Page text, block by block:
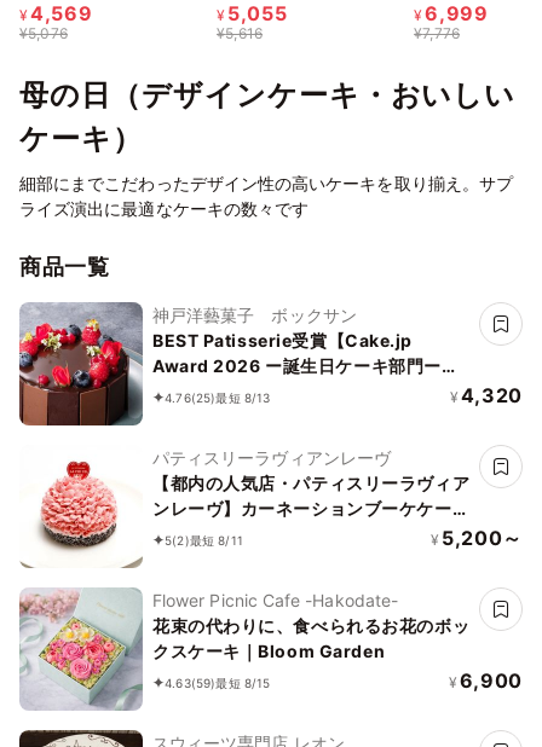
¥4,569
¥5,076
¥ 5,055
¥5,616
¥6,999
¥7,776
母の日（デザインケーキ・おいしい
ケーキ）
細部にまでこだわったデザイン性の高いケーキを取り揃え。サプ
ライズ演出に最適なケーキの数々です
商品一覧
神戸洋藝菓子 ボックサン
BEST Patisserie受賞【Cake.jp
Award 2026 ー誕生日ケーキ部門ー】
【神戸洋藝菓子ボックサン】ショコラ・
4.76(25)最短 8/13 ¥ 4,320
パティスリーラヴィアンレーヴ
【都内の人気店・パティスリーラヴィア
ンレーヴ】カーネーションブーケケーキ
4号
5(2)最短 8/11 ¥ 5,200～
Flower Picnic Cafe -Hakodate-
花束の代わりに、食べられるお花のボッ
クスケーキ｜Bloom Garden
4.63(59)最短 8/15 ¥ 6,900